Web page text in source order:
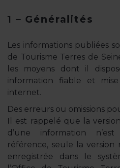
1 – Généralités
Les informations publiées
de Tourisme Terres de
les moyens dont il
information fiable et
internet.
Des erreurs ou omissions
Il est rappelé que la
d’une information
référence, seule la
enregistrée dans le